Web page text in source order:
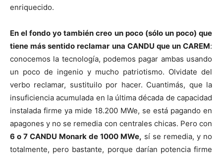
enriquecido.
En el fondo yo también creo un poco (sólo un poco) que
tiene más sentido reclamar una CANDU que un CAREM:
conocemos la tecnología, podemos pagar ambas usando
un poco de ingenio y mucho patriotismo. Olvidate del
verbo reclamar, sustituilo por hacer. Cuantimás, que la
insuficiencia acumulada en la última década de capacidad
instalada firme ya mide 18.200 MWe, se está pagando en
apagones y no se remedia con centrales chicas. Pero con
6 o 7 CANDU Monark de 1000 MWe, sí se remedia, y no
totalmente, pero bastante, porque darían potencia firme